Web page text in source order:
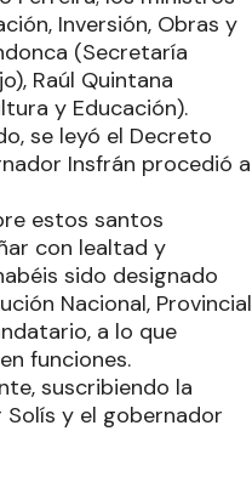
Inversión, Obras y
(Secretaría
Raúl Quintana
y Educación).
se leyó el Decreto
Insfrán procedió a
estos santos
con lealtad y
sido designado
Nacional, Provincial
a lo que
funciones.
suscribiendo la
y el gobernador